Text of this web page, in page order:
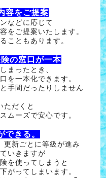
容をご提案
などに応じて
をご提案いたします。
こともあります。
の窓口が一本
まったとき、
を一本化できます。
手間だったりしません
ただくと
ムーズで安心です。
できる。
更新ごとに等級が進み
いきますが
を使ってしまうと
がってしまいます。